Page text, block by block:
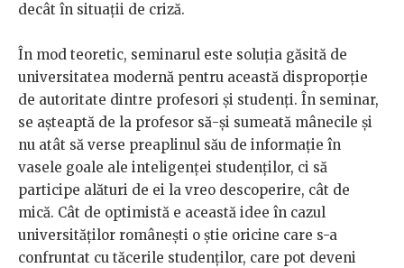
decât în situații de criză.
În mod teoretic, seminarul este soluția găsită de
universitatea modernă pentru această disproporție
de autoritate dintre profesori și studenți. În seminar,
se așteaptă de la profesor să-și sumeată mânecile și
nu atât să verse preaplinul său de informație în
vasele goale ale inteligenței studenților, ci să
participe alături de ei la vreo descoperire, cât de
mică. Cât de optimistă e această idee în cazul
universităților românești o știe oricine care s-a
confruntat cu tăcerile studenților, care pot deveni